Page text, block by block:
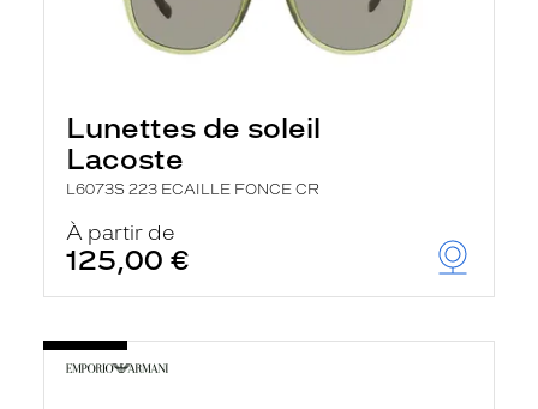
Lunettes de soleil
Lacoste
L6073S 223 ECAILLE FONCE CR
À partir de
125,00 €